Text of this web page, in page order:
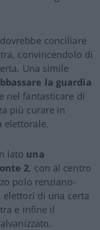
conciliare
convincendolo di
Una simile
la guardia
nel fantasticare di
più curare in
elettorale.
lato una
2, con al centro
polo renziano-
elettori di una certa
e infine il